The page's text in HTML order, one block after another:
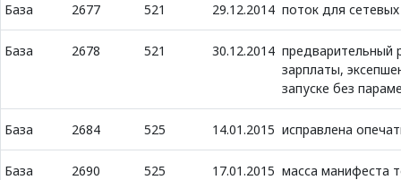
База 2677 521 29.12.2014 поток для
База 2678 521 30.12.2014 предварительный
зарплаты,
запуске без
База 2684 525 14.01.2015 исправлена
База 2690 525 17.01.2015 масса манифеста